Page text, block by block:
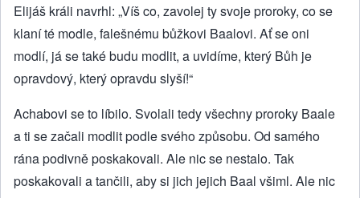
Elijáš králi navrhl: „Víš co, zavolej ty svoje proroky, co se
klaní té modle, falešnému bůžkovi Baalovi. Ať se oni
modlí, já se také budu modlit, a uvidíme, který Bůh je
opravdový, který opravdu slyší!“
Achabovi se to líbilo. Svolali tedy všechny proroky Baale
a ti se začali modlit podle svého způsobu. Od samého
rána podivně poskakovali. Ale nic se nestalo. Tak
poskakovali a tančili, aby si jich jejich Baal všiml. Ale nic